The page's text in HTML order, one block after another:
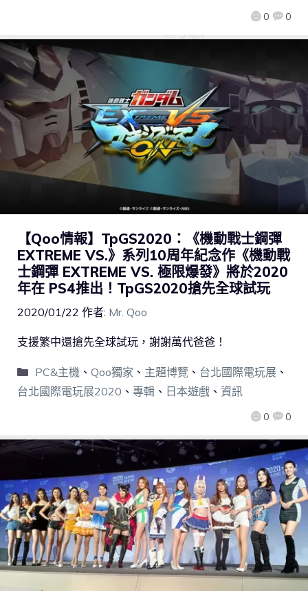
0 0
【Qoo情報】TpGS2020：《機動戰士鋼彈
EXTREME VS.》系列10周年紀念作《機動戰
士鋼彈 EXTREME VS. 極限爆發》將於2020
年在 PS4推出！TpGS2020搶先全球試玩
2020/01/22 作者: Mr. Qoo
0 0
支援繁中還搶先全球試玩，謝謝萬代爸爸！
PC&主機 、 Qoo獨家 、 主題博覽 、 台北國際電玩展、
台北國際電玩展2020 、 專輯 、 日本遊戲 、 資訊